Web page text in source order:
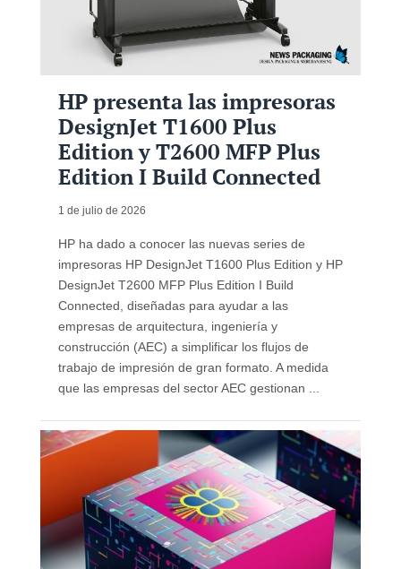
HP presenta las impresoras
DesignJet T1600 Plus
Edition y T2600 MFP Plus
Edition I Build Connected
1 de julio de 2026
HP ha dado a conocer las nuevas series de
impresoras HP DesignJet T1600 Plus Edition y HP
DesignJet T2600 MFP Plus Edition I Build
Connected, diseñadas para ayudar a las
empresas de arquitectura, ingeniería y
construcción (AEC) a simplificar los flujos de
trabajo de impresión de gran formato. A medida
que las empresas del sector AEC gestionan ...